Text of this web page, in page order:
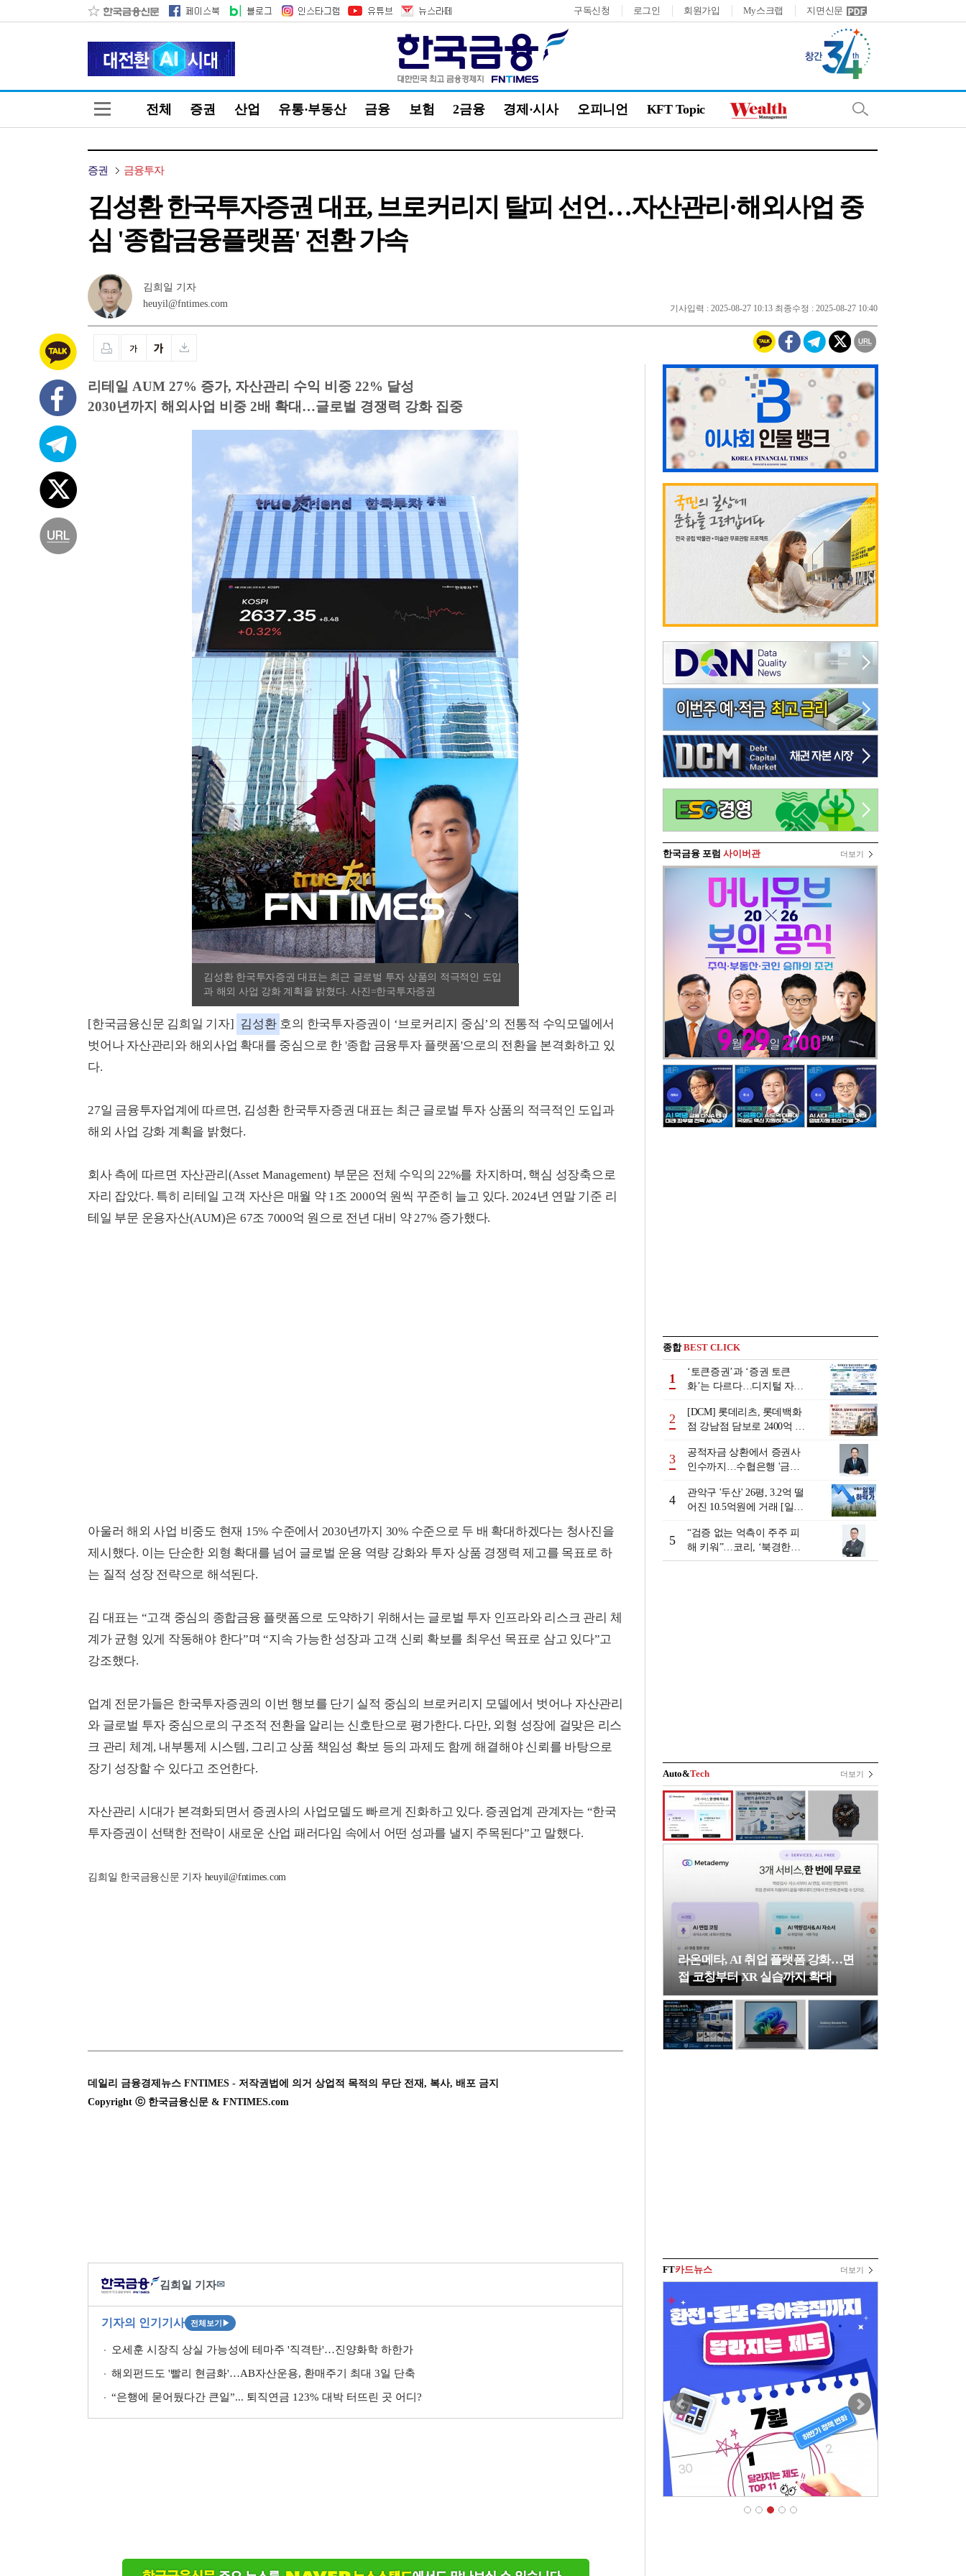
구독신청 로그인 회원가입 My스크랩 지면신문
전체 증권 산업 유통·부동산 금융 보험 2금융 경제·시사 오피니언 KFT Topic
증권 금융투자
김성환 한국투자증권 대표, 브로커리지 탈피 선언…자산관리·해외사업 중
심 '종합금융플랫폼' 전환 가속
김희일 기자
heuyil@fntimes.com
기사입력 : 2025-08-27 10:13 최종수정 : 2025-08-27 10:40
리테일 AUM 27% 증가, 자산관리 수익 비중 22% 달성
2030년까지 해외사업 비중 2배 확대…글로벌 경쟁력 강화 집중
김성환 한국투자증권 대표는 최근 글로벌 투자 상품의 적극적인 도입
과 해외 사업 강화 계획을 밝혔다. 사진=한국투자증권
[한국금융신문 김희일 기자] 김성환 호의 한국투자증권이 ‘브로커리지 중심’의 전통적 수익모델에서
벗어나 자산관리와 해외사업 확대를 중심으로 한 '종합 금융투자 플랫폼'으로의 전환을 본격화하고 있
다.
27일 금융투자업계에 따르면, 김성환 한국투자증권 대표는 최근 글로벌 투자 상품의 적극적인 도입과
해외 사업 강화 계획을 밝혔다.
회사 측에 따르면 자산관리(Asset Management) 부문은 전체 수익의 22%를 차지하며, 핵심 성장축으로
자리 잡았다. 특히 리테일 고객 자산은 매월 약 1조 2000억 원씩 꾸준히 늘고 있다. 2024년 연말 기준 리
테일 부문 운용자산(AUM)은 67조 7000억 원으로 전년 대비 약 27% 증가했다.
아울러 해외 사업 비중도 현재 15% 수준에서 2030년까지 30% 수준으로 두 배 확대하겠다는 청사진을
제시했다. 이는 단순한 외형 확대를 넘어 글로벌 운용 역량 강화와 투자 상품 경쟁력 제고를 목표로 하
는 질적 성장 전략으로 해석된다.
김 대표는 “고객 중심의 종합금융 플랫폼으로 도약하기 위해서는 글로벌 투자 인프라와 리스크 관리 체
계가 균형 있게 작동해야 한다”며 “지속 가능한 성장과 고객 신뢰 확보를 최우선 목표로 삼고 있다”고
강조했다.
업계 전문가들은 한국투자증권의 이번 행보를 단기 실적 중심의 브로커리지 모델에서 벗어나 자산관리
와 글로벌 투자 중심으로의 구조적 전환을 알리는 신호탄으로 평가한다. 다만, 외형 성장에 걸맞은 리스
크 관리 체계, 내부통제 시스템, 그리고 상품 책임성 확보 등의 과제도 함께 해결해야 신뢰를 바탕으로
장기 성장할 수 있다고 조언한다.
자산관리 시대가 본격화되면서 증권사의 사업모델도 빠르게 진화하고 있다. 증권업계 관계자는 “한국
투자증권이 선택한 전략이 새로운 산업 패러다임 속에서 어떤 성과를 낼지 주목된다”고 말했다.
김희일 한국금융신문 기자 heuyil@fntimes.com
데일리 금융경제뉴스 FNTIMES - 저작권법에 의거 상업적 목적의 무단 전재, 복사, 배포 금지
Copyright ⓒ 한국금융신문 & FNTIMES.com
김희일 기자✉
기자의 인기기사 전체보기 ▶
오세훈 시장직 상실 가능성에 테마주 '직격탄'…진양화학 하한가
해외펀드도 '빨리 현금화'…AB자산운용, 환매주기 최대 3일 단축
“은행에 묻어뒀다간 큰일”... 퇴직연금 123% 대박 터뜨린 곳 어디?
한국금융 포럼 사이버관 더보기
종합BEST CLICK
1
‘토큰증권’과 ‘증권 토큰
화’는 다르다…디지털 자본
2
[DCM] 롯데리츠, 롯데백화
점 강남점 담보로 2400억 조
3
공적자금 상환에서 증권사
인수까지…수협은행 '금융
행 금융그룹의 꿈①]
4
관악구 '두산' 26평, 3.2억 떨
어진 10.5억원에 거래 [일일
5
“검증 없는 억측이 주주 피
해 키워”…코리, ‘북경한미
미수채권 논란’ 정면 반박
Auto&Tech 더보기
라온메타, AI 취업 플랫폼 강화…면
접 코칭부터 XR 실습까지 확대
FT카드뉴스 더보기